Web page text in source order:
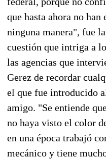
que hasta ahora no
ninguna manera", fue
cuestión que intriga a
las agencias que
Gerez de recordar
el que fue introducido
amigo. "Se entiende
no haya visto el color
en una época trabajó
mecánico y tiene